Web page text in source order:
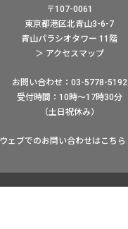
〒107-0061
東京都港区北青山3-6-7
青山パラシオタワー 11階
＞ アクセスマップ
お問い合わせ：03-5778-5192
受付時間：10時〜17時30分
（土日祝休み）
ウェブでのお問い合わせはこちら